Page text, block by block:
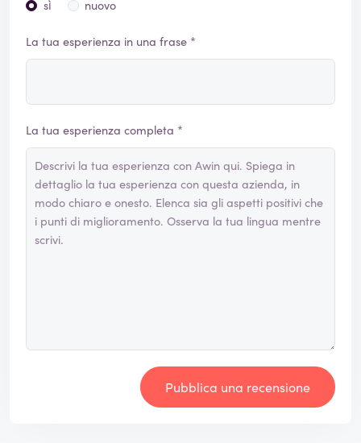
sì nuovo
La tua esperienza in una frase *
La tua esperienza completa *
Pubblica una recensione